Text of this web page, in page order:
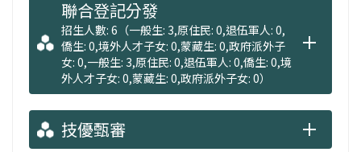
聯合登記分發
招生人數: 6（一般生: 3,原住民: 0,退伍軍人: 0,
僑生: 0,境外人才子女: 0,蒙藏生: 0,政府派外子
女: 0,一般生: 3,原住民: 0,退伍軍人: 0,僑生: 0,境
外人才子女: 0,蒙藏生: 0,政府派外子女: 0）
技優甄審